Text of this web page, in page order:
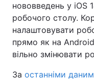
нововведень у iOS
робочого столу.
налаштовувати
прямо як на
вільно змінювати
За останніми